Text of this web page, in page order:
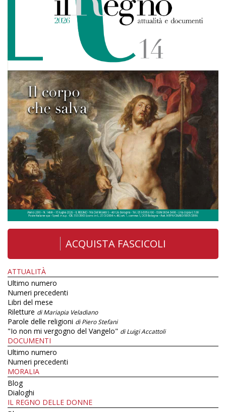
ACQUISTA FASCICOLI
ATTUALITÀ
Ultimo numero
Numeri precedenti
Libri del mese
Riletture di Mariapia Veladiano
Parole delle religioni di Piero Stefani
"Io non mi vergogno del Vangelo" di Luigi Accattoli
DOCUMENTI
Ultimo numero
Numeri precedenti
MORALIA
Blog
Dialoghi
IL REGNO DELLE DONNE